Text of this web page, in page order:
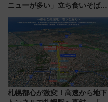
ニューが多い」立ち食いそば屋
地のふらっと立ち食いそば』
7/27夜10時～放送
札幌都心が激変！高速から地下